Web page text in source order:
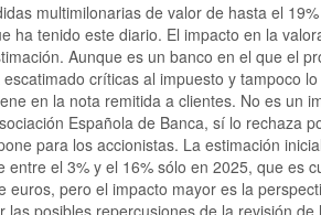
multimilonarias de valor de hasta el
ha tenido este diario. El impacto en la
Aunque es un banco en el que el
críticas al impuesto y tampoco
en la nota remitida a clientes. No es un
Española de Banca, sí lo rechaza
para los accionistas. La estimación
el 3% y el 16% sólo en 2025, que es
pero el impacto mayor es la